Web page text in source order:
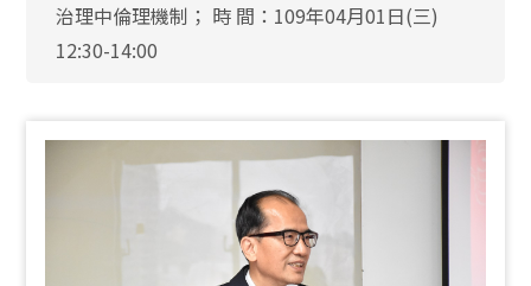
治理中倫理機制； 時 間：109年04月01日(三)
12:30-14:00